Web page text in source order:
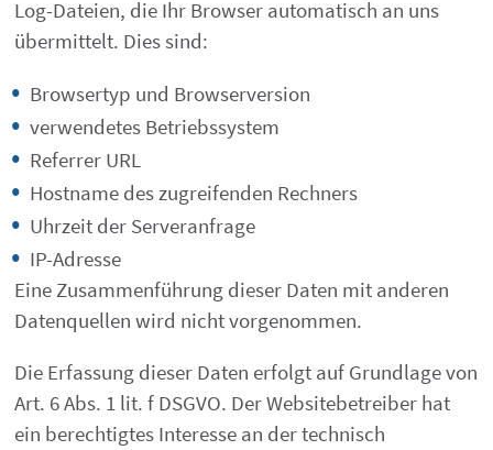
Log-Dateien, die Ihr Browser automatisch an uns
übermittelt. Dies sind:
Browsertyp und Browserversion
verwendetes Betriebssystem
Referrer URL
Hostname des zugreifenden Rechners
Uhrzeit der Serveranfrage
IP-Adresse
Eine Zusammenführung dieser Daten mit anderen
Datenquellen wird nicht vorgenommen.
Die Erfassung dieser Daten erfolgt auf Grundlage von
Art. 6 Abs. 1 lit. f DSGVO. Der Websitebetreiber hat
ein berechtigtes Interesse an der technisch